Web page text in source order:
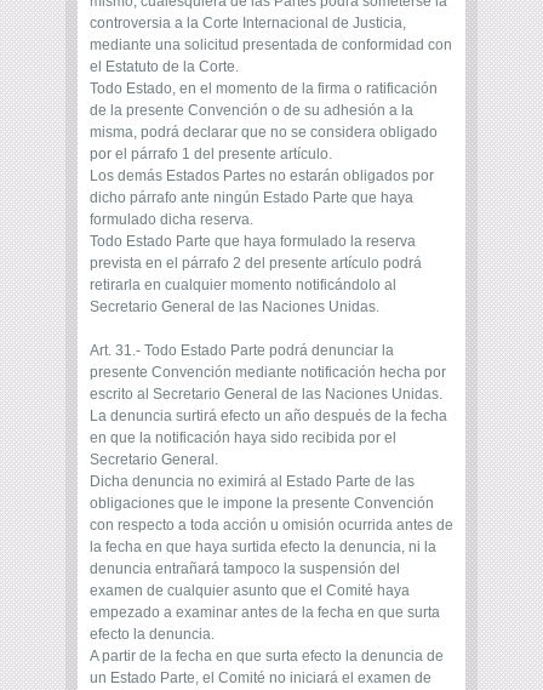
controversia a la Corte Internacional de Justicia,
mediante una solicitud presentada de conformidad con
el Estatuto de la Corte.
Todo Estado, en el momento de la firma o ratificación
de la presente Convención o de su adhesión a la
misma, podrá declarar que no se considera obligado
por el párrafo 1 del presente artículo.
Los demás Estados Partes no estarán obligados por
dicho párrafo ante ningún Estado Parte que haya
formulado dicha reserva.
Todo Estado Parte que haya formulado la reserva
prevista en el párrafo 2 del presente artículo podrá
retirarla en cualquier momento notificándolo al
Secretario General de las Naciones Unidas.
Art. 31.- Todo Estado Parte podrá denunciar la
presente Convención mediante notificación hecha por
escrito al Secretario General de las Naciones Unidas.
La denuncia surtirá efecto un año después de la fecha
en que la notificación haya sido recibida por el
Secretario General.
Dicha denuncia no eximirá al Estado Parte de las
obligaciones que le impone la presente Convención
con respecto a toda acción u omisión ocurrida antes de
la fecha en que haya surtida efecto la denuncia, ni la
denuncia entrañará tampoco la suspensión del
examen de cualquier asunto que el Comité haya
empezado a examinar antes de la fecha en que surta
efecto la denuncia.
A partir de la fecha en que surta efecto la denuncia de
un Estado Parte, el Comité no iniciará el examen de